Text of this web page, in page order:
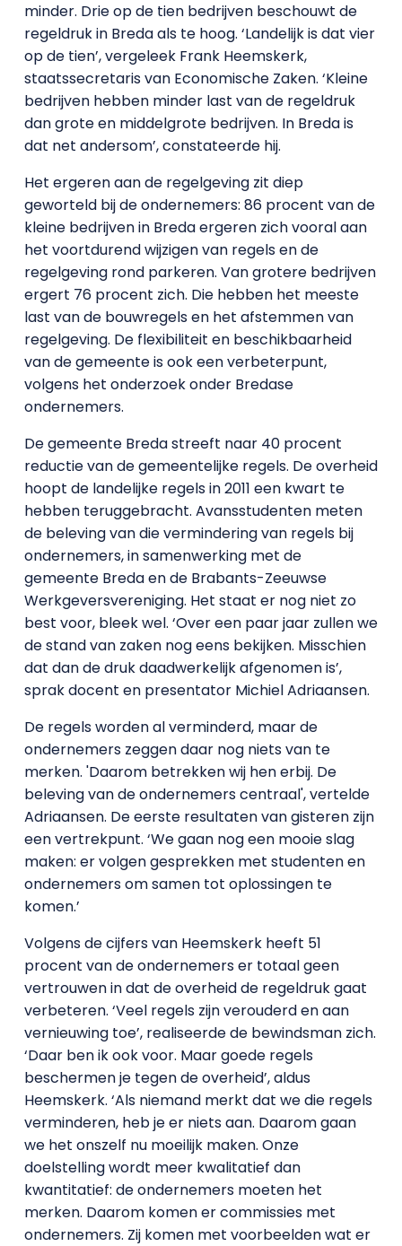
minder. Drie op de tien bedrijven beschouwt de
regeldruk in Breda als te hoog. ‘Landelijk is dat vier
op de tien’, vergeleek Frank Heemskerk,
staatssecretaris van Economische Zaken. ‘Kleine
bedrijven hebben minder last van de regeldruk
dan grote en middelgrote bedrijven. In Breda is
dat net andersom’, constateerde hij.
Het ergeren aan de regelgeving zit diep
geworteld bij de ondernemers: 86 procent van de
kleine bedrijven in Breda ergeren zich vooral aan
het voortdurend wijzigen van regels en de
regelgeving rond parkeren. Van grotere bedrijven
ergert 76 procent zich. Die hebben het meeste
last van de bouwregels en het afstemmen van
regelgeving. De flexibiliteit en beschikbaarheid
van de gemeente is ook een verbeterpunt,
volgens het onderzoek onder Bredase
ondernemers.
De gemeente Breda streeft naar 40 procent
reductie van de gemeentelijke regels. De overheid
hoopt de landelijke regels in 2011 een kwart te
hebben teruggebracht. Avansstudenten meten
de beleving van die vermindering van regels bij
ondernemers, in samenwerking met de
gemeente Breda en de Brabants-Zeeuwse
Werkgeversvereniging. Het staat er nog niet zo
best voor, bleek wel. ‘Over een paar jaar zullen we
de stand van zaken nog eens bekijken. Misschien
dat dan de druk daadwerkelijk afgenomen is’,
sprak docent en presentator Michiel Adriaansen.
De regels worden al verminderd, maar de
ondernemers zeggen daar nog niets van te
merken. 'Daarom betrekken wij hen erbij. De
beleving van de ondernemers centraal', vertelde
Adriaansen. De eerste resultaten van gisteren zijn
een vertrekpunt. ‘We gaan nog een mooie slag
maken: er volgen gesprekken met studenten en
ondernemers om samen tot oplossingen te
komen.’
Volgens de cijfers van Heemskerk heeft 51
procent van de ondernemers er totaal geen
vertrouwen in dat de overheid de regeldruk gaat
verbeteren. ‘Veel regels zijn verouderd en aan
vernieuwing toe’, realiseerde de bewindsman zich.
‘Daar ben ik ook voor. Maar goede regels
beschermen je tegen de overheid’, aldus
Heemskerk. ‘Als niemand merkt dat we die regels
verminderen, heb je er niets aan. Daarom gaan
we het onszelf nu moeilijk maken. Onze
doelstelling wordt meer kwalitatief dan
kwantitatief: de ondernemers moeten het
merken. Daarom komen er commissies met
ondernemers. Zij komen met voorbeelden wat er